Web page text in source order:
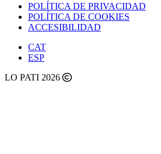
POLÍTICA DE PRIVACIDAD
POLÍTICA DE COOKIES
ACCESIBILIDAD
CAT
ESP
LO PATI 2026